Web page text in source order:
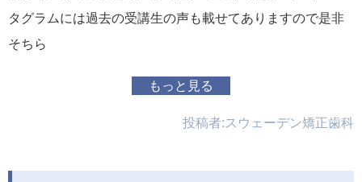
タグラムには過去の受講生の声も載せてありますので是非
そちら
もっと見る
投稿者:スウェーデン矯正歯科